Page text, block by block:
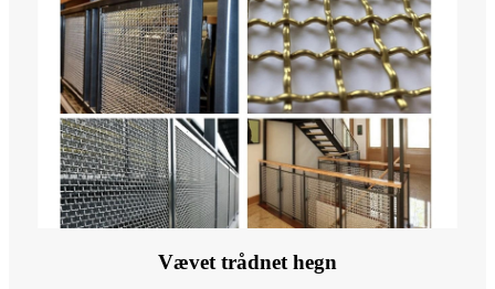
Vævet trådnet hegn